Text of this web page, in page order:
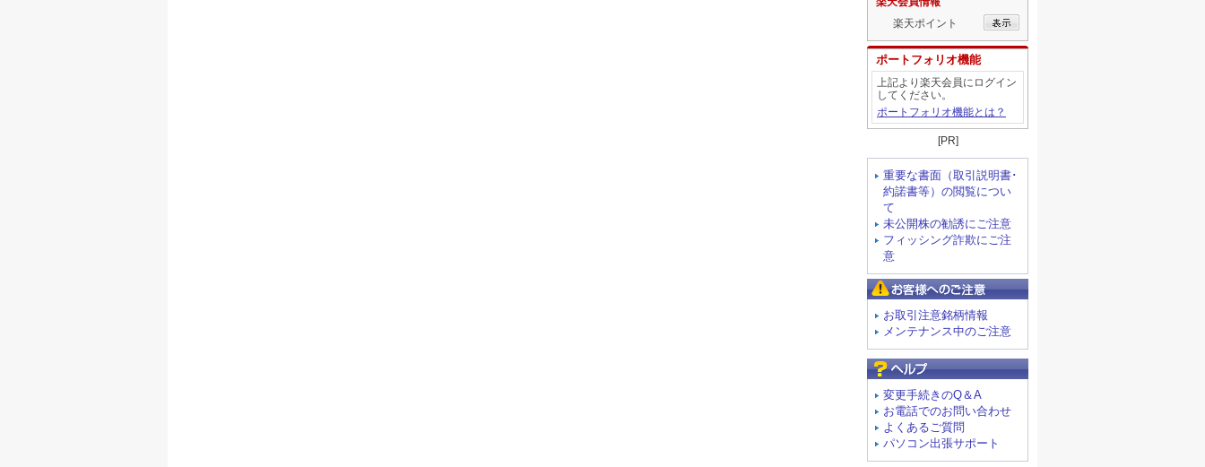
楽天ポイント
ポートフォリオ機能
上記より楽天会員にログイン
してください。
ポートフォリオ機能とは？
[PR]
重要な書面（取引説明書･
約諾書等）の閲覧につい
て
未公開株の勧誘にご注意
フィッシング詐欺にご注
意
お取引注意銘柄情報
メンテナンス中のご注意
変更手続きのQ＆A
お電話でのお問い合わせ
よくあるご質問
パソコン出張サポート